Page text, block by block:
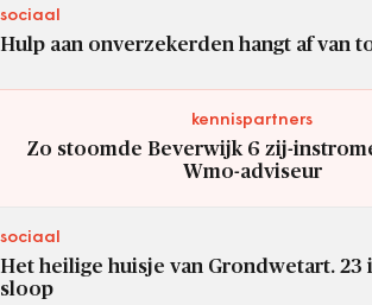
sociaal
Hulp aan onverzekerden hangt af van
kennispartners
Zo stoomde Beverwijk 6 zij-
Wmo-adviseur
sociaal
Het heilige huisje van Grondwetart. 23
sloop